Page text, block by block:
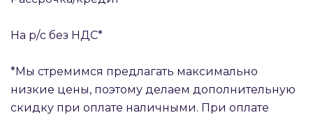
На р/с без НДС*
*Мы стремимся предлагать максимально
низкие цены, поэтому делаем дополнительную
скидку при оплате наличными. При оплате